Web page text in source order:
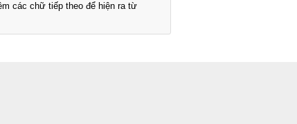
các chữ tiếp theo để hiện ra từ